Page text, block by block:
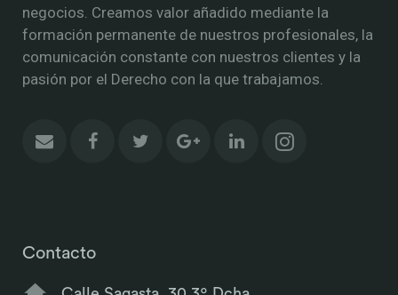
negocios. Creamos valor añadido mediante la
formación permanente de nuestros profesionales, la
comunicación constante con nuestros clientes y la
pasión por el Derecho con la que trabajamos.
Contacto